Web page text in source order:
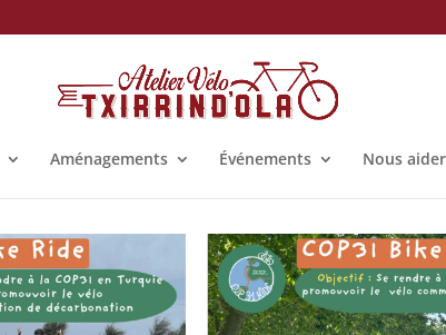
Aménagements Événements Nous aider